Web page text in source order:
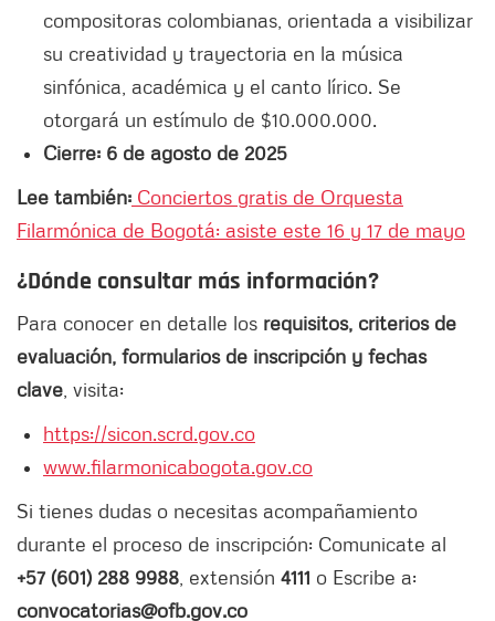
compositoras colombianas, orientada a visibilizar
su creatividad y trayectoria en la música
sinfónica, académica y el canto lírico. Se
otorgará un estímulo de $10.000.000.
Cierre: 6 de agosto de 2025
Lee también: Conciertos gratis de Orquesta
Filarmónica de Bogotá: asiste este 16 y 17 de mayo
¿Dónde consultar más información?
Para conocer en detalle los requisitos, criterios de
evaluación, formularios de inscripción y fechas
clave , visita:
https://sicon.scrd.gov.co
www.filarmonicabogota.gov.co
Si tienes dudas o necesitas acompañamiento
durante el proceso de inscripción: Comunicate al
+57 (601) 288 9988 , extensión 4111 o Escribe a:
convocatorias@ofb.gov.co